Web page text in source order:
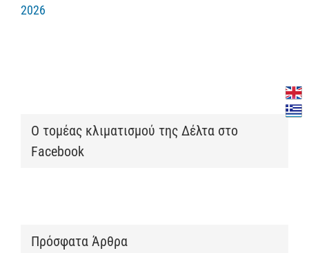
2026
Ο τομέας κλιματισμού της Δέλτα στο
Facebook
Πρόσφατα Άρθρα